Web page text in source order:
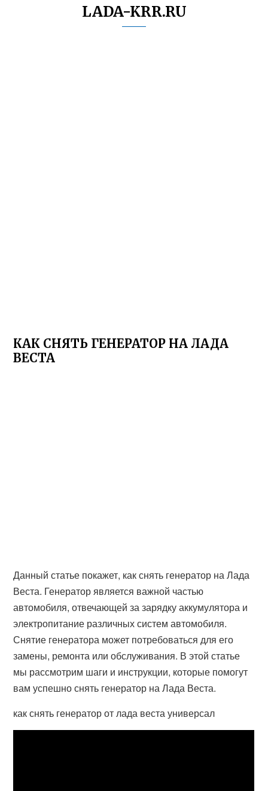
LADA-KRR.RU
КАК СНЯТЬ ГЕНЕРАТОР НА ЛАДА
ВЕСТА
Данный статье покажет, как снять генератор на Лада
Веста. Генератор является важной частью
автомобиля, отвечающей за зарядку аккумулятора и
электропитание различных систем автомобиля.
Снятие генератора может потребоваться для его
замены, ремонта или обслуживания. В этой статье
мы рассмотрим шаги и инструкции, которые помогут
вам успешно снять генератор на Лада Веста.
как снять генератор от лада веста универсал